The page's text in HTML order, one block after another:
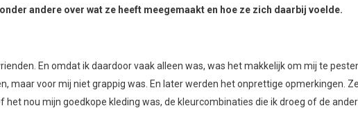
andere over wat ze heeft meegemaakt en hoe ze zich daarbij voelde.
En omdat ik daardoor vaak alleen was, was het makkelijk om mij te
maar voor mij niet grappig was. En later werden het onprettige opmerkingen.
het nou mijn goedkope kleding was, de kleurcombinaties die ik droeg of de